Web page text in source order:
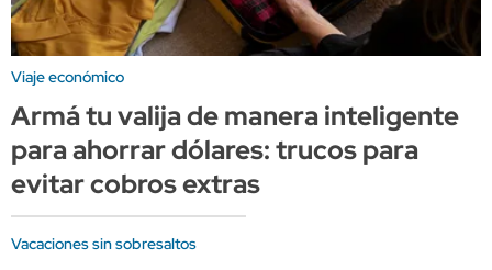
Viaje económico
Armá tu valija de manera inteligente
para ahorrar dólares: trucos para
evitar cobros extras
Vacaciones sin sobresaltos